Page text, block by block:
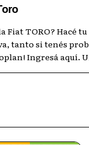
Fiat TORO? Hacé
tanto si tenés
Ingresá aquí.